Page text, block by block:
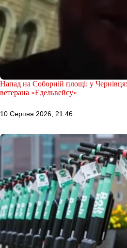
Напад на Соборній площі: у
ветерана «Едельвейсу»
10 Серпня 2026, 21:46